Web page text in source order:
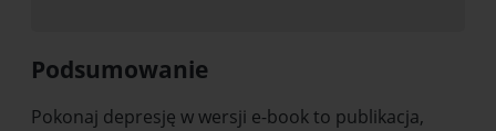
Podsumowanie
Pokonaj depresję w wersji e-book to publikacja,